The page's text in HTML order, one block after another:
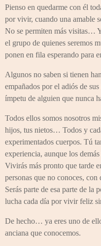
Pienso en quedarme con él
por vivir, cuando una amable
No se permiten más visitas…
el grupo de quienes seremos
ponen en fila esperando para
Algunos no saben si tienen
empañados por el adiós de
ímpetu de alguien que nunca
Todos ellos somos nosotros
hijos, tus nietos… Todos y
experimentados cuerpos. Tú
experiencia, aunque los
Vivirás más pronto que tarde
personas que no conoces,
Serás parte de esa parte de la
lucha cada día por vivir feliz
De hecho… ya eres uno de
anciana que conocemos.